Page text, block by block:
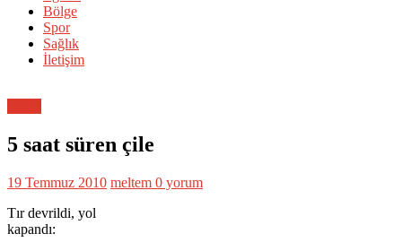
Bölge
Spor
Sağlık
İletişim
5 saat süren çile
19 Temmuz 2010 meltem 0 yorum
Tır devrildi, yol
kapandı: